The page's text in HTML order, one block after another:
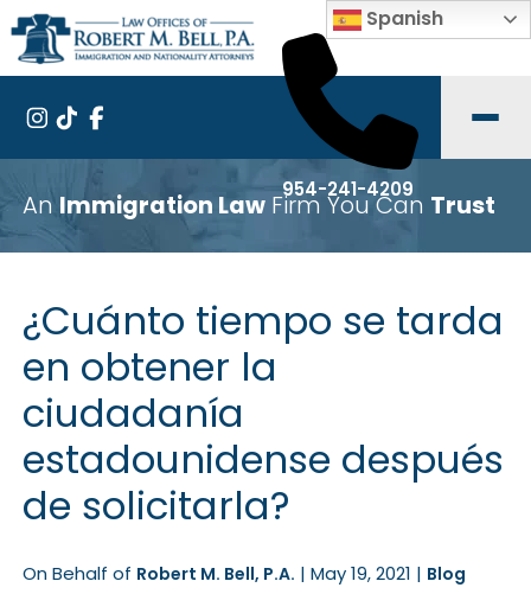
954-241-4209
Spanish
An Immigration LawFirm You Can Trust
¿Cuánto tiempo se tarda
en obtener la
ciudadanía
estadounidense después
de solicitarla?
On Behalf of Robert M. Bell, P.A. | May 19, 2021 | Blog